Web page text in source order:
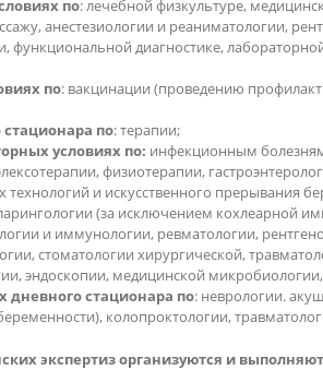
по: лечебной физкультуре,
анестезиологии и реаниматологии,
диагностике,
по: вакцинации (проведению
по: терапии;
условиях по: инфекционным
физиотерапии,
и искусственного прерывания
(за исключением кохлеарной
и иммунологии, ревматологии,
стоматологии хирургической,
эндоскопии, медицинской
стационара по: неврологии.
колопроктологии,
экспертиз организуются и